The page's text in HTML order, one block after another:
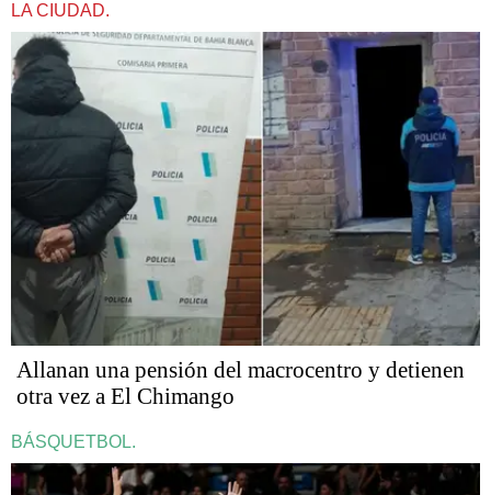
LA CIUDAD.
Allanan una pensión del macrocentro y detienen
otra vez a El Chimango
BÁSQUETBOL.